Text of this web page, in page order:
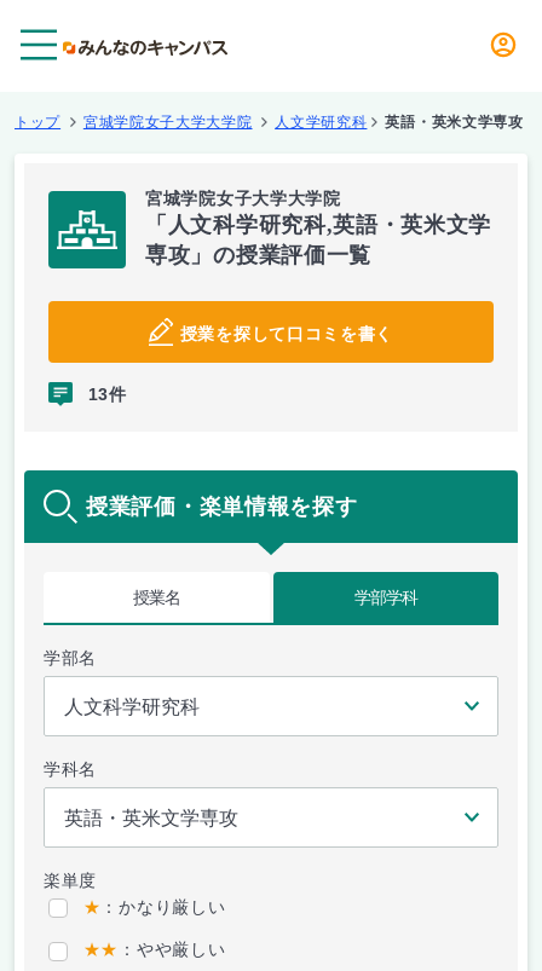
トップ 宮城学院女子大学大学院 人文学研究科 英語・英米文学専攻
宮城学院女子大学大学院
「人文科学研究科,英語・英米文学
専攻」の授業評価一覧
授業を探して口コミを書く
13件
授業評価・楽単情報を探す
授業名 学部学科
学部名
学科名
楽単度
★ ：かなり厳しい
★★ ：やや厳しい